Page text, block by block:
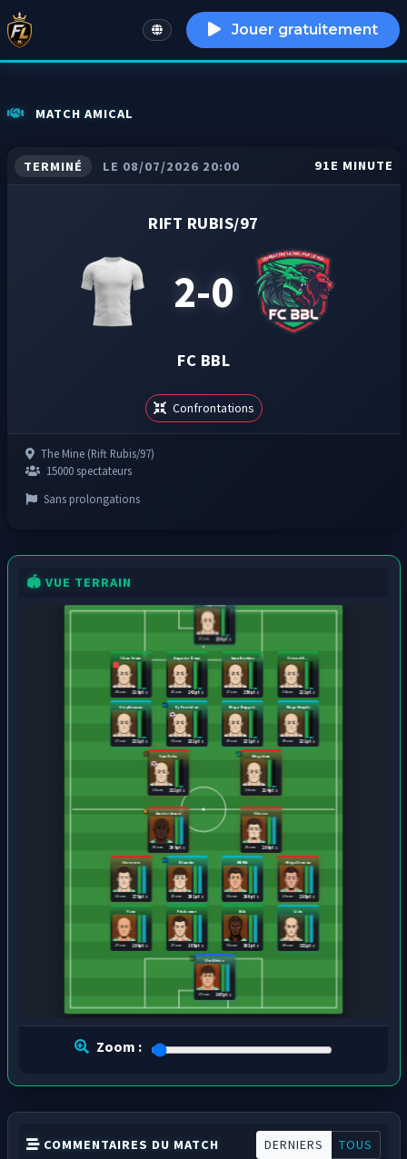
English Jouer gratuitement
MATCH AMICAL
TERMINÉ LE 08/07/2026 20:00 91E MINUTE
RIFT RUBIS/97
2-0
FC BBL
Confrontations
The Mine (Rift Rubis/97)
15000 spectateurs
Sans prolongations
🏟️ VUE TERRAIN
230 pts
27 ans
Chan Venin
219 pts
28 ans
Auguste Roux
241 pts
25 ans
Yann Barbier
250 pts
27 ans
Eternel R...
221 pts
24 ans
Derp Banane
233 pts
27 ans
Dj Pantalon
232 pts
31 ans
Mega Nugget
231 pts
29 ans
Mega Knight
231 pts
30 ans
Epic Baka
232 pts
26 ans
Mega kun
224 pts
26 ans
Oreillette
347 pts
27 ans
Pain
299 pts
27 ans
Pitchoune
295 pts
27 ans
Kiki
303 pts
31 ans
Libo
181 pts
20 ans
Six seven
178 pts
22 ans
Blanche
301 pts
25 ans
MDMA
300 pts
31 ans
Mega Demon
298 pts
26 ans
Amsterdamer
306 pts
25 ans
Vitesse
296 pts
25 ans
Zoom :
COMMENTAIRES DU MATCH DERNIERS TOUS